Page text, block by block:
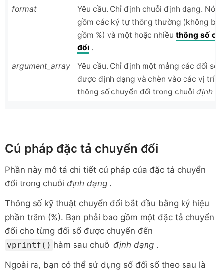
format
Yêu cầu. Chỉ định chuỗi định dạng. Nó
gồm các ký tự thông thường (không
gồm %) và một hoặc nhiều thông số
đổi .
argument_array
Yêu cầu. Chỉ định một mảng các đối số
được định dạng và chèn vào các vị trí
thông số chuyển đổi trong chuỗi định
Cú pháp đặc tả chuyển đổi
Phần này mô tả chi tiết cú pháp của đặc tả chuyển
đổi trong chuỗi định dạng .
Thông số kỹ thuật chuyển đổi bắt đầu bằng ký hiệu
phần trăm (%). Bạn phải bao gồm một đặc tả chuyển
đổi cho từng đối số được chuyển đến
vprintf() hàm sau chuỗi định dạng .
Ngoài ra, bạn có thể sử dụng số đối số theo sau là